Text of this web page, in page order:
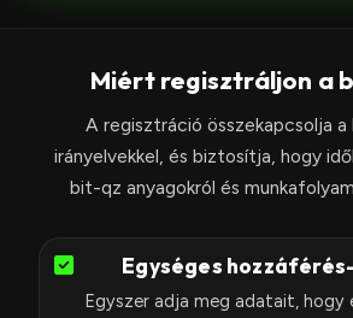
1
Miért regisztráljon a
A regisztráció összekapcsolja
irányelvekkel, és biztosítja, hogy
bit-qz anyagokról és
Egységes
Egyszer adja meg adatait, hogy